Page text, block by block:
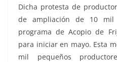
Dicha protesta de
de ampliación de 10 mil
programa de Acopio de
para iniciar en mayo. Esta
mil pequeños